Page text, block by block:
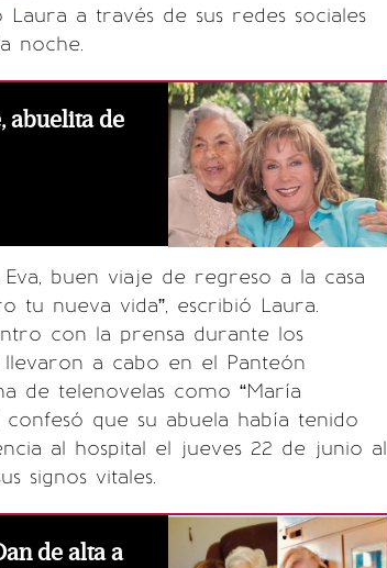
a través de sus redes sociales
noche.
abuelita de
buen viaje de regreso a la casa
tu nueva vida”, escribió Laura.
con la prensa durante los
a cabo en el Panteón
de telenovelas como “María
confesó que su abuela había tenido
al hospital el jueves 22 de junio al
signos vitales.
de alta a